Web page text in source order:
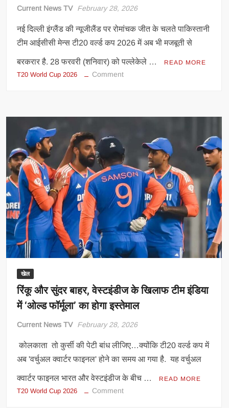
Current News TV February 28, 2026
नई दिल्ली इंग्लैंड की न्यूजीलैंड पर रोमांचक जीत के चलते पाकिस्तानी
टीम आईसीसी मेन्स टी20 वर्ल्ड कप 2026 में अब भी मजबूती से
बरकरार है. 28 फरवरी (शनिवार) को पल्लेकेले … READ MORE
T20 World Cup 2026 Commenton
पाकिस्तान
के
लिए
खुला
सेमीफाइनल
का
रास्ता
खेल
रिंकू और सुंदर बाहर, वेस्टइंडीज के खिलाफ टीम इंडिया
में ‘ओल्ड फॉर्मूला’ का होगा इस्तेमाल
Current News TV February 28, 2026
कोलकाता तो कुर्सी की पेटी बांध लीजिए…क्योंकि टी20 वर्ल्ड कप में
अब 'वर्चुअल क्वार्टर फाइनल' होने का समय आ गया है. यह वर्चुअल
क्वार्टर फाइनल भारत और वेस्टइंडीज के बीच … READ MORE
T20 World Cup 2026 Commenton